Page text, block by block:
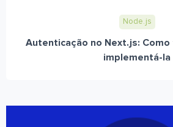
Node.js
Autenticação no Next.js: Como
implementá-la